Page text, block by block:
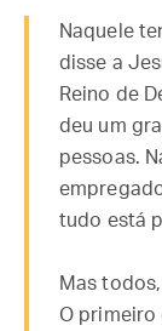
Naquele
disse a
Reino de
deu um
pessoas.
tudo está
Mas
O primeiro